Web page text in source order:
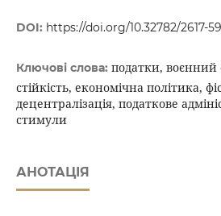
DOI: https://doi.org/10.32782/2617-
Ключові слова: податки, воєнний
стійкість, економічна політика,
децентралізація, податкове
стимули
АНОТАЦІЯ